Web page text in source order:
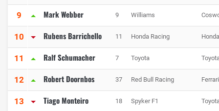
9 Mark Webber 9 Williams
10 Rubens Barrichello 11 Honda Racing Honda
11 Ralf Schumacher 7 Toyota
12 Robert Doornbos 37 Red Bull Racing Ferrari
13 Tiago Monteiro 18 Spyker F1